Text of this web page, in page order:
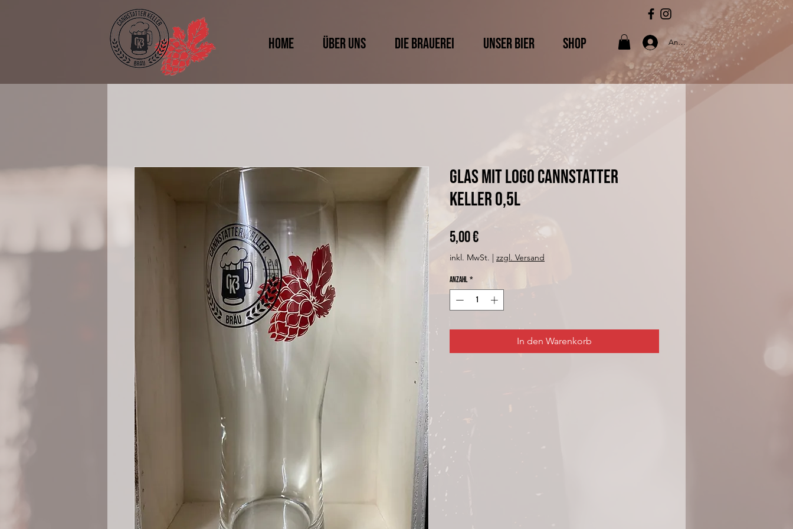
HOME ÜBER UNS DIE BRAUEREI UNSER BIER SHOP Anmelden
Glas mit Logo Cannstatter
Keller 0,5l
5,00 €Preis
inkl. MwSt. | zzgl. Versand
Anzahl *
In den Warenkorb